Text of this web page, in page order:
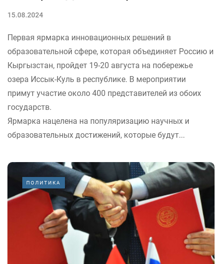
15.08.2024
Первая ярмарка инновационных решений в
образовательной сфере, которая объединяет Россию и
Кыргызстан, пройдет 19-20 августа на побережье
озера Иссык-Куль в республике. В мероприятии
примут участие около 400 представителей из обоих
государств.
Ярмарка нацелена на популяризацию научных и
образовательных достижений, которые будут...
ПОЛИТИКА